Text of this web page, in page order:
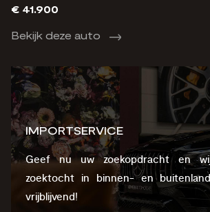
€ 41.900
Bekijk deze auto
IMPORTSERVICE
Geef nu uw zoekopdracht en
zoektocht in binnen- en
vrijblijvend!